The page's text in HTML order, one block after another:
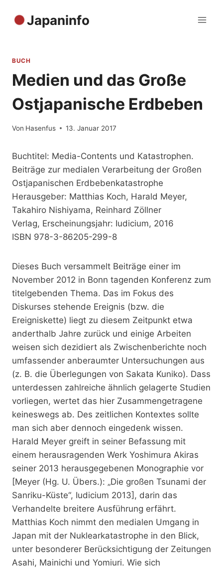
Inhalt
Japaninfo
BUCH
Medien und das Große
Ostjapanische Erdbeben
Von Hasenfus 13. Januar 2017
Buchtitel: Media-Contents und Katastrophen.
Beiträge zur medialen Verarbeitung der Großen
Ostjapanischen Erdbebenkatastrophe
Herausgeber: Matthias Koch, Harald Meyer,
Takahiro Nishiyama, Reinhard Zöllner
Verlag, Erscheinungsjahr: Iudicium, 2016
ISBN 978-3-86205-299-8
Dieses Buch versammelt Beiträge einer im
November 2012 in Bonn tagenden Konferenz zum
titelgebenden Thema. Das im Fokus des
Diskurses stehende Ereignis (bzw. die
Ereigniskette) liegt zu diesem Zeitpunkt etwa
anderthalb Jahre zurück und einige Arbeiten
weisen sich dezidiert als Zwischenberichte noch
umfassender anberaumter Untersuchungen aus
(z. B. die Überlegungen von Sakata Kuniko). Dass
unterdessen zahlreiche ähnlich gelagerte Studien
vorliegen, wertet das hier Zusammengetragene
keineswegs ab. Des zeitlichen Kontextes sollte
man sich aber dennoch eingedenk wissen.
Harald Meyer greift in seiner Befassung mit
einem herausragenden Werk Yoshimura Akiras
seiner 2013 herausgegebenen Monographie vor
[Meyer (Hg. U. Übers.): „Die großen Tsunami der
Sanriku-Küste“, Iudicium 2013], darin das
Verhandelte breitere Ausführung erfährt.
Matthias Koch nimmt den medialen Umgang in
Japan mit der Nuklearkatastrophe in den Blick,
unter besonderer Berücksichtigung der Zeitungen
Asahi, Mainichi und Yomiuri. Wie sich